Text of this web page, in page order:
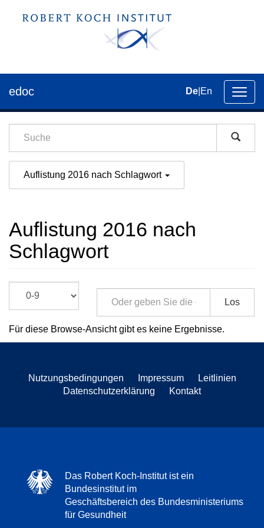
der
edoc De En
Auflistung 2016 nach Schlagwort
Auflistung 2016 nach
Schlagwort
Los
Für diese Browse-Ansicht gibt es keine Ergebnisse.
Nutzungsbedingungen Impressum
Leitlinien
Datenschutzerklärung
Kontakt
Das Robert Koch-Institut ist ein
Bundesinstitut im
Geschäftsbereich des Bundesministeriums
für Gesundheit